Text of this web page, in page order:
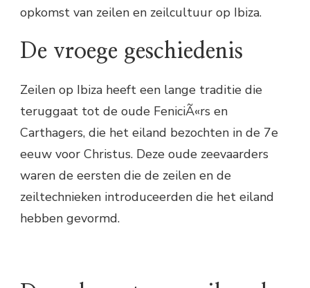
opkomst van zeilen en zeilcultuur op Ibiza.
De vroege geschiedenis
Zeilen op Ibiza heeft een lange traditie die
teruggaat tot de oude FeniciÃ«rs en
Carthagers, die het eiland bezochten in de 7e
eeuw voor Christus. Deze oude zeevaarders
waren de eersten die de zeilen en de
zeiltechnieken introduceerden die het eiland
hebben gevormd.